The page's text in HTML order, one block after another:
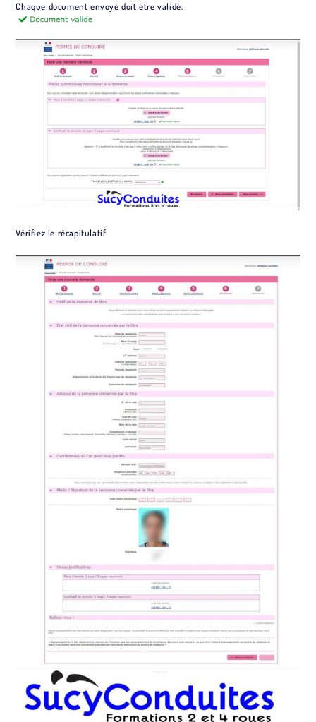
Chaque document envoyé doit être validé.
Vérifiez le récapitulatif.